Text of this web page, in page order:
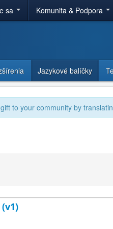
sa Komunita & Podpora
Jazykové balíčky
to your community by